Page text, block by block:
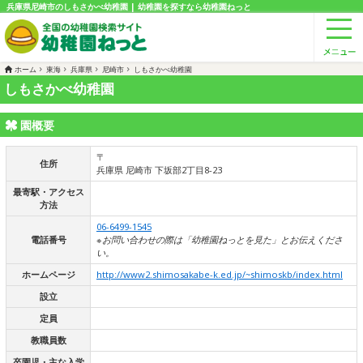
兵庫県尼崎市のしもさかべ幼稚園 | 幼稚園を探すなら幼稚園ねっと
ホーム 東海 兵庫県 尼崎市 しもさかべ幼稚園
しもさかべ幼稚園
園概要
住所
〒
兵庫県 尼崎市 下坂部2丁目8-23
最寄駅・アクセス
方法
電話番号
06-6499-1545
※お問い合わせの際は「幼稚園ねっとを見た」とお伝えくださ
い。
ホームページ
http://www2.shimosakabe-k.ed.jp/~shimoskb/index.html
設立
定員
教職員数